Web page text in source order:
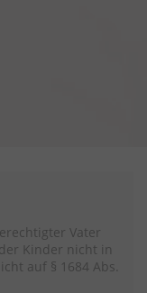
Vater
Kinder nicht in
auf § 1684 Abs.